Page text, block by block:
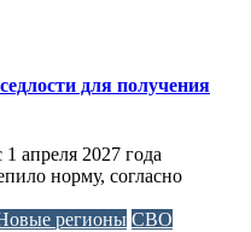
для получения
апреля 2027 года
норму, согласно
регионы СВО